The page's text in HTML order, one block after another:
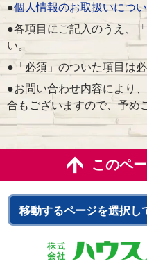
●個人情報のお取扱いにつ
●各項目にご記入のうえ、
い。
●「必須」のついた項目は
●お問い合わせ内容により
合もございますので、予め
このペ